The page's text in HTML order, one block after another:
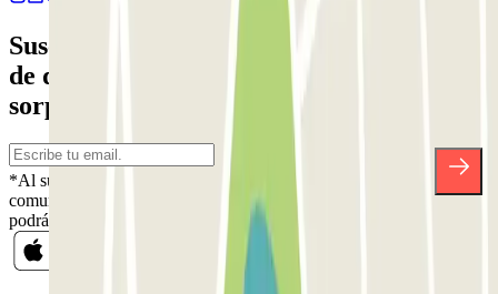
Suscríbete a nuestra newsletter y entérate
de descuentos, sorteos y otras muchas
sorpresas.
*Al suscribirte aceptas nuestra Política de Privacidad para recibir
comunicaciones comerciales de Parclick. Sin ningún compromiso,
podrás darte de baja cuando quieras en la misma newsletter.